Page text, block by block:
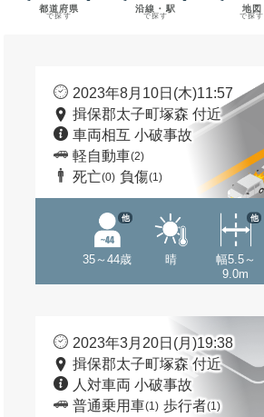
都道府県
で探す
沿線・駅
で探す
地図
で探す
2023年8月10日(木)11:57
揖保郡太子町塚森 付近
車両相互 小破事故
軽自動車(2)
死亡(0) 負傷(1)
35～44歳
他
晴
幅5.5～
9.0m
他
2023年3月20日(月)19:38
揖保郡太子町塚森 付近
人対車両 小破事故
普通乗用車(1) 歩行者(1)